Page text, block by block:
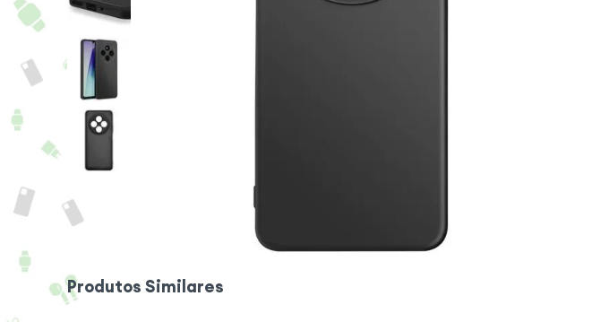
Produtos Similares